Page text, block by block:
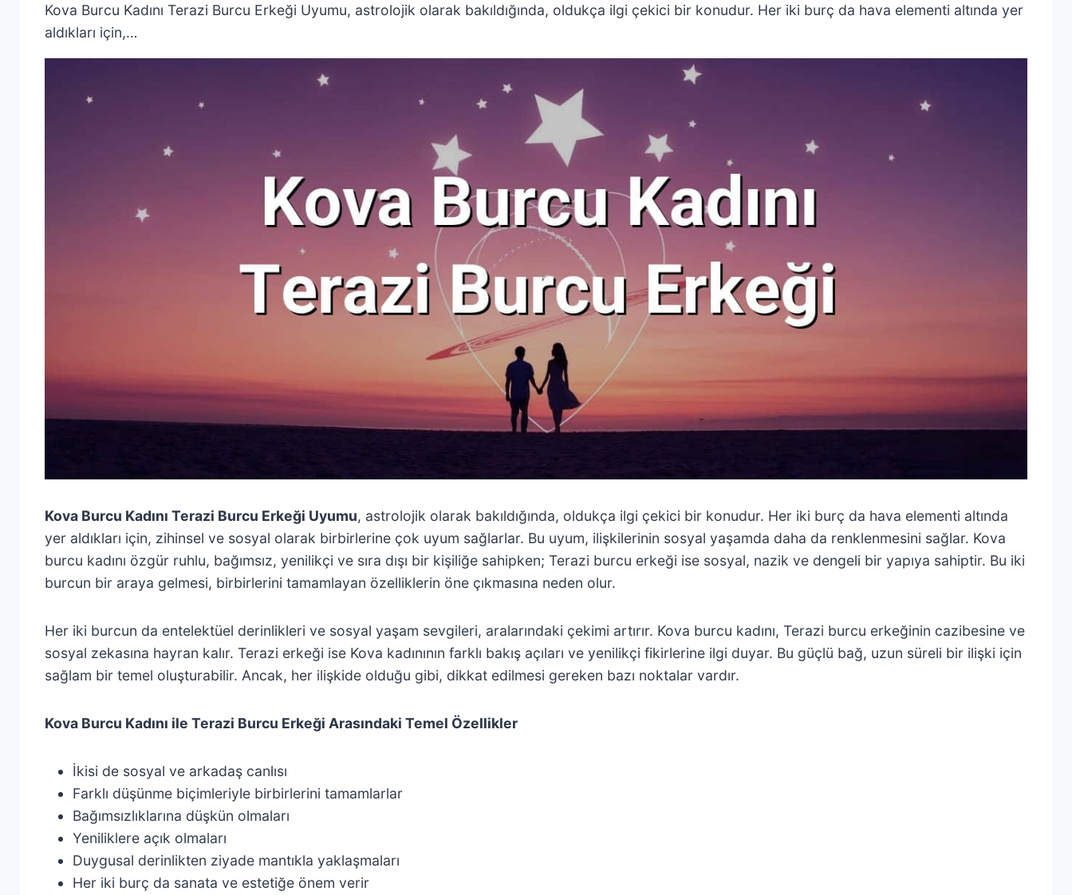
Kova Burcu Kadını Terazi Burcu Erkeği Uyumu, astrolojik olarak bakıldığında, oldukça ilgi çekici bir konudur. Her iki burç da hava elementi altında yer
aldıkları için,…
Kova Burcu Kadını Terazi Burcu Erkeği Uyumu, astrolojik olarak bakıldığında, oldukça ilgi çekici bir konudur. Her iki burç da hava elementi altında
yer aldıkları için, zihinsel ve sosyal olarak birbirlerine çok uyum sağlarlar. Bu uyum, ilişkilerinin sosyal yaşamda daha da renklenmesini sağlar. Kova
burcu kadını özgür ruhlu, bağımsız, yenilikçi ve sıra dışı bir kişiliğe sahipken; Terazi burcu erkeği ise sosyal, nazik ve dengeli bir yapıya sahiptir. Bu iki
burcun bir araya gelmesi, birbirlerini tamamlayan özelliklerin öne çıkmasına neden olur.
Her iki burcun da entelektüel derinlikleri ve sosyal yaşam sevgileri, aralarındaki çekimi artırır. Kova burcu kadını, Terazi burcu erkeğinin cazibesine ve
sosyal zekasına hayran kalır. Terazi erkeği ise Kova kadınının farklı bakış açıları ve yenilikçi fikirlerine ilgi duyar. Bu güçlü bağ, uzun süreli bir ilişki için
sağlam bir temel oluşturabilir. Ancak, her ilişkide olduğu gibi, dikkat edilmesi gereken bazı noktalar vardır.
Kova Burcu Kadını ile Terazi Burcu Erkeği Arasındaki Temel Özellikler
İkisi de sosyal ve arkadaş canlısı
Farklı düşünme biçimleriyle birbirlerini tamamlarlar
Bağımsızlıklarına düşkün olmaları
Yeniliklere açık olmaları
Duygusal derinlikten ziyade mantıkla yaklaşmaları
Her iki burç da sanata ve estetiğe önem verir